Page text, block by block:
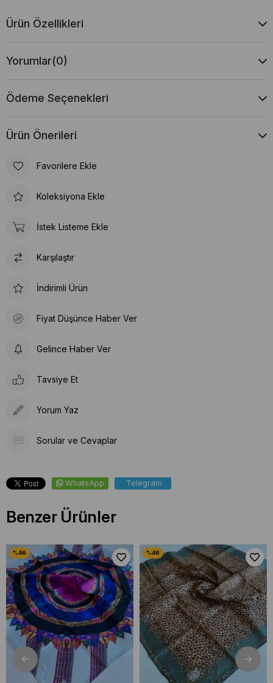
Ürün Özellikleri
Yorumlar(0)
Ödeme Seçenekleri
Ürün Önerileri
Favorilere Ekle
Koleksiyona Ekle
İstek Listeme Ekle
Karşılaştır
İndirimli Ürün
Fiyat Düşünce Haber Ver
Gelince Haber Ver
Tavsiye Et
Yorum Yaz
Sorular ve Cevaplar
WhatsApp Telegram
Benzer Ürünler